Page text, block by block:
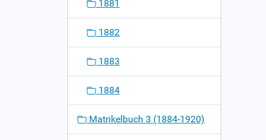
1881
1882
1883
1884
Matrikelbuch 3 (1884-1920)